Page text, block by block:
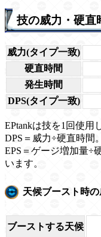
技の威力・硬直
威力(タイプ一致)
硬直時間
発生時間
DPS(タイプ一致)
EPtankは技を1回使用
DPS＝威力÷硬直時間
EPS＝ゲージ増加量÷
います。
天候ブースト時の
ブーストする天候